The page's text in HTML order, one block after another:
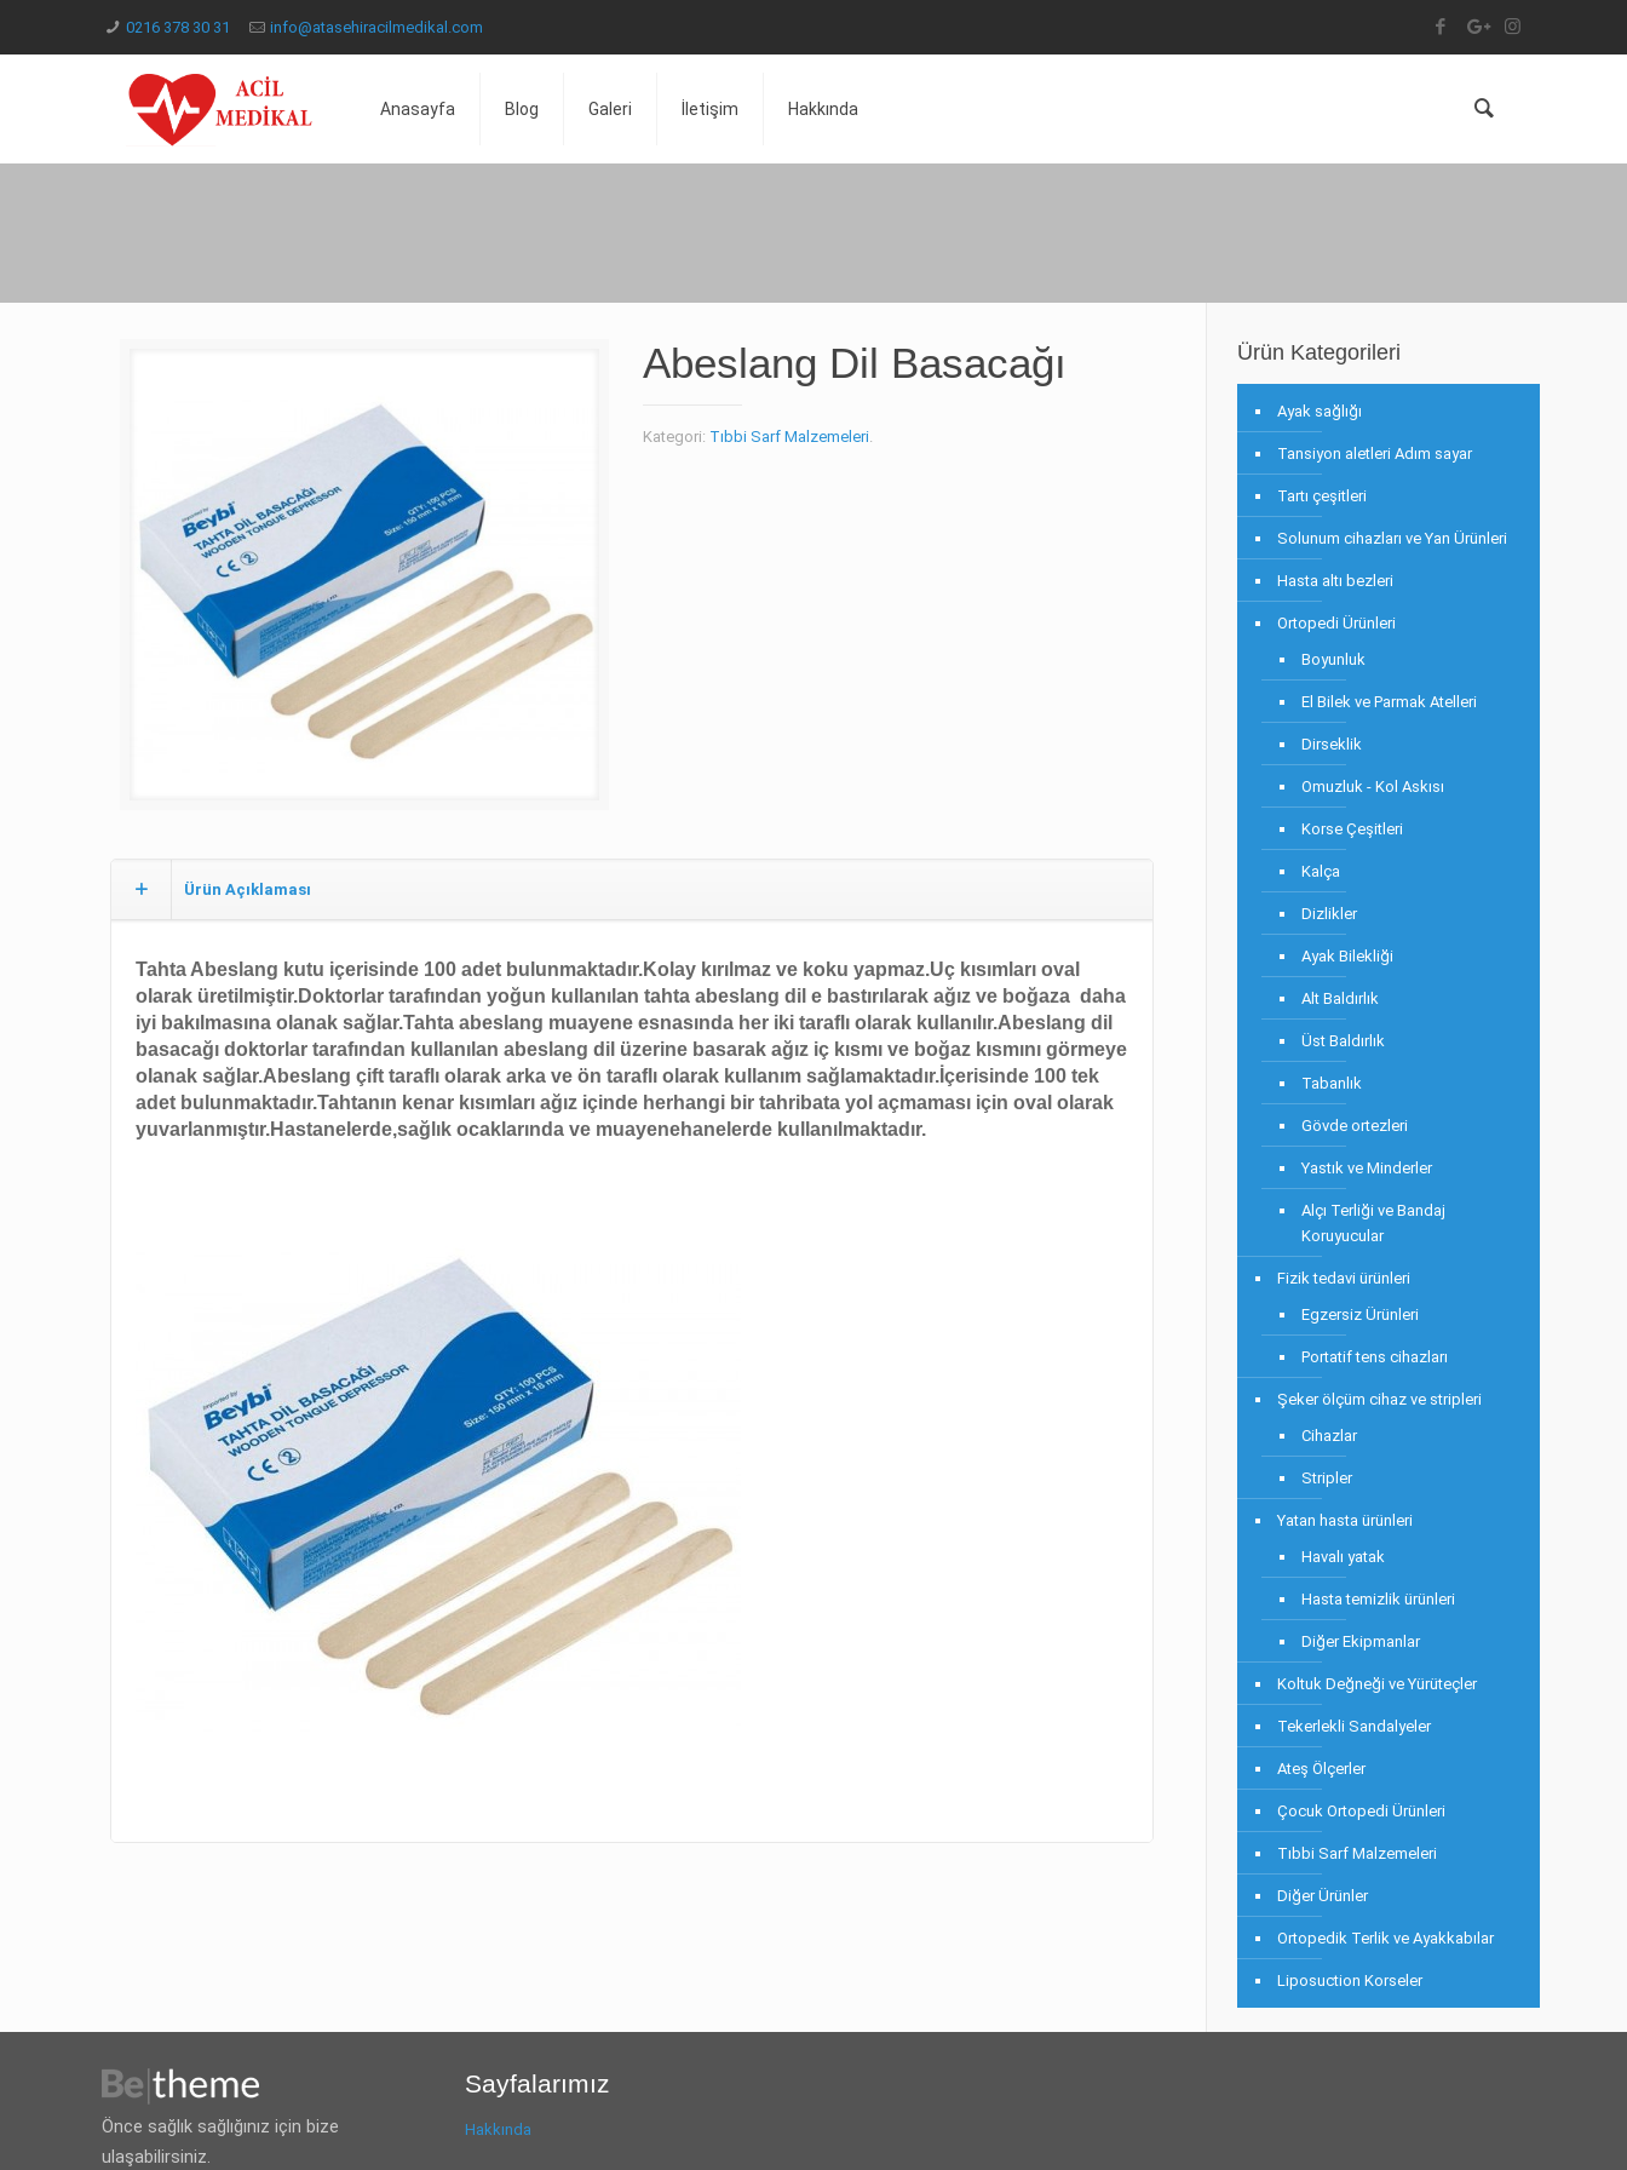
0216 378 30 31 info@atasehiracilmedikal.com
Anasayfa Blog Galeri İletişim Hakkında
Abeslang Dil Basacağı
Kategori: Tıbbi Sarf Malzemeleri.
Ürün Açıklaması
Tahta Abeslang kutu içerisinde 100 adet bulunmaktadır.Kolay kırılmaz ve koku yapmaz.Uç kısımları oval
olarak üretilmiştir.Doktorlar tarafından yoğun kullanılan tahta abeslang dil e bastırılarak ağız ve boğaza daha
iyi bakılmasına olanak sağlar.Tahta abeslang muayene esnasında her iki taraflı olarak kullanılır.Abeslang dil
basacağı doktorlar tarafından kullanılan abeslang dil üzerine basarak ağız iç kısmı ve boğaz kısmını görmeye
olanak sağlar.Abeslang çift taraflı olarak arka ve ön taraflı olarak kullanım sağlamaktadır.İçerisinde 100 tek
adet bulunmaktadır.Tahtanın kenar kısımları ağız içinde herhangi bir tahribata yol açmaması için oval olarak
yuvarlanmıştır.Hastanelerde,sağlık ocaklarında ve muayenehanelerde kullanılmaktadır.
Ürün Kategorileri
Ayak sağlığı
Tansiyon aletleri Adım sayar
Tartı çeşitleri
Solunum cihazları ve Yan Ürünleri
Hasta altı bezleri
Ortopedi Ürünleri
Boyunluk
El Bilek ve Parmak Atelleri
Dirseklik
Omuzluk - Kol Askısı
Korse Çeşitleri
Kalça
Dizlikler
Ayak Bilekliği
Alt Baldırlık
Üst Baldırlık
Tabanlık
Gövde ortezleri
Yastık ve Minderler
Alçı Terliği ve Bandaj
Koruyucular
Fizik tedavi ürünleri
Egzersiz Ürünleri
Portatif tens cihazları
Şeker ölçüm cihaz ve stripleri
Cihazlar
Stripler
Yatan hasta ürünleri
Havalı yatak
Hasta temizlik ürünleri
Diğer Ekipmanlar
Koltuk Değneği ve Yürüteçler
Tekerlekli Sandalyeler
Ateş Ölçerler
Çocuk Ortopedi Ürünleri
Tıbbi Sarf Malzemeleri
Diğer Ürünler
Ortopedik Terlik ve Ayakkabılar
Liposuction Korseler
Önce sağlık sağlığınız için bize
ulaşabilirsiniz.
Sayfalarımız
Hakkında